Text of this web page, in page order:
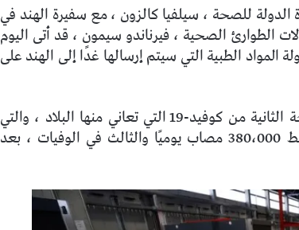
الدولة للصحة ، سيلفيا كالزون ، مع سفيرة الهند في
الطوارئ الصحية ، فيرناندو سيمون ، قد أتى اليوم
الطبية التي سيتم إرسالها غدًا إلى الهند على
تهدف هذه الشحنة إلى المساعدة في التعامل مع الموجة الثانية من كوفيد-19 التي تعاني منها البلاد ، والتي
تسجل حاليًا أعلى معدل عالمي للحالات الإيجابية بمتوسط ​​380،000 مصاب يوميًا والثالث في الوفيات ، بعد